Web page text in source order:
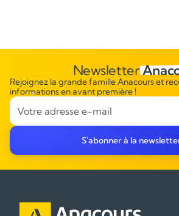
Newsletter
Rejoignez la grande famille Anacours et
informations en avant première !
S'abonner à la